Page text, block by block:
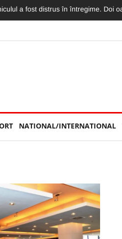
de Poliție sau Jandarmerie”
NATIONAL/INTERNATIONAL